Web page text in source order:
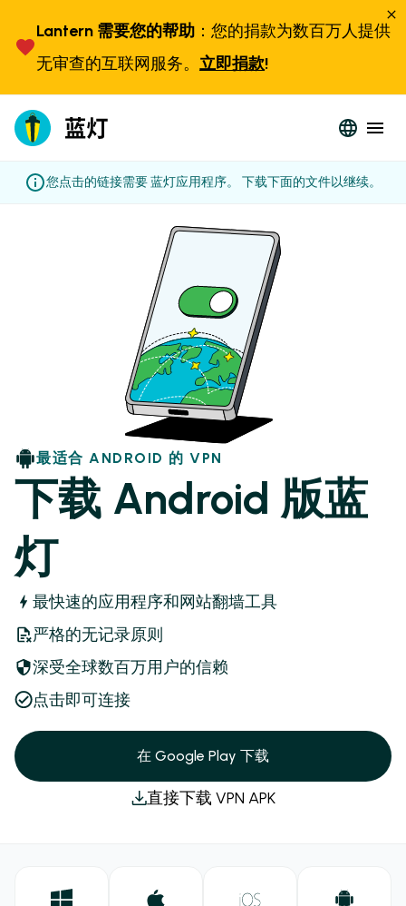
Lantern 需要您的帮助 ：您的捐款为数百万人提供
无审查的互联网服务。 立即捐款!
您点击的链接需要 蓝灯应用程序。 下载下面的文件以继续。
最适合 ANDROID 的 VPN
下载 Android 版蓝
灯
最快速的应用程序和网站翻墙工具
严格的无记录原则
深受全球数百万用户的信赖
点击即可连接
在 Google Play 下载
直接下载 VPN APK